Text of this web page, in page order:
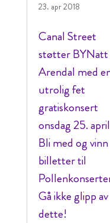
23. apr 2018
Canal Street
støtter BYNatt
Arendal med
utrolig fet
gratiskonsert
onsdag 25.
Bli med og vinn
billetter til
Gå ikke glipp av
dette!